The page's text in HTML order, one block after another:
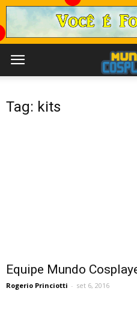
Tag: kits
Equipe Mundo
Rogerio Princiotti - set 6, 2016